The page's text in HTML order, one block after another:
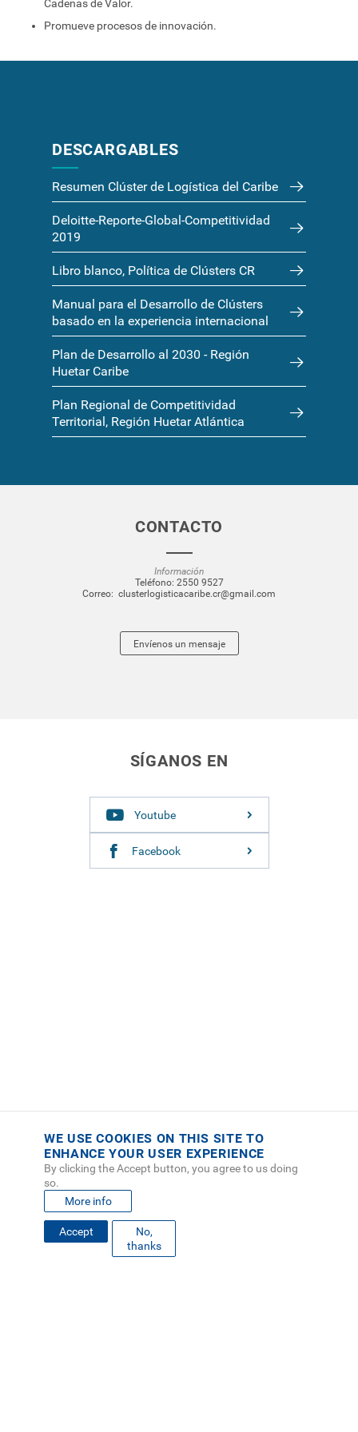
Cadenas de Valor.
Promueve procesos de innovación.
DESCARGABLES
Resumen Clúster de Logística del Caribe
Deloitte-Reporte-Global-Competitividad
2019
Libro blanco, Política de Clústers CR
Manual para el Desarrollo de Clústers
basado en la experiencia internacional
Plan de Desarrollo al 2030 - Región
Huetar Caribe
Plan Regional de Competitividad
Territorial, Región Huetar Atlántica
CONTACTO
Información
Teléfono: 2550 9527
Correo: clusterlogisticacaribe.cr@gmail.com
Envíenos un mensaje
SÍGANOS EN
Youtube
Facebook
FOOTER
DIRECTORIO
WE USE COOKIES ON THIS SITE TO
ENHANCE YOUR USER EXPERIENCE
By clicking the Accept button, you agree to us doing
so.
More info
Accept
No,
thanks